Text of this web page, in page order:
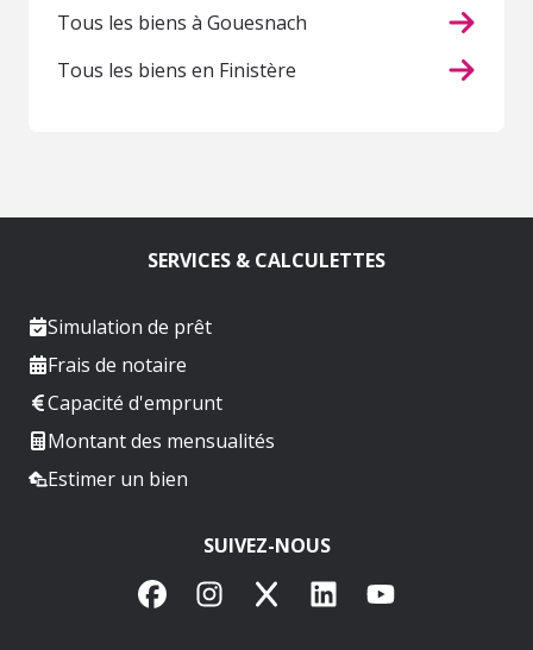
Tous les biens à Gouesnach
Tous les biens en Finistère
SERVICES & CALCULETTES
Simulation de prêt
Frais de notaire
Capacité d'emprunt
Montant des mensualités
Estimer un bien
SUIVEZ-NOUS
FacebookInstagram
X LinkedInYouTube